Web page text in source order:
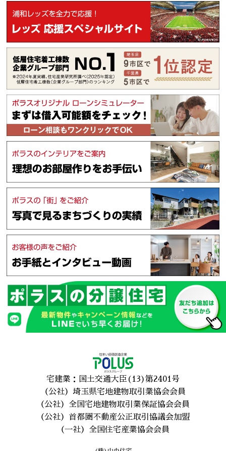
宅建業：国土交通大臣(13)第2401号
（公社）埼玉県宅地建物取引業協会会員
（公社）全国宅地建物取引業保証協会会員
（公社）首都圏不動産公正取引協議会加盟
（一社）全国住宅産業協会会員